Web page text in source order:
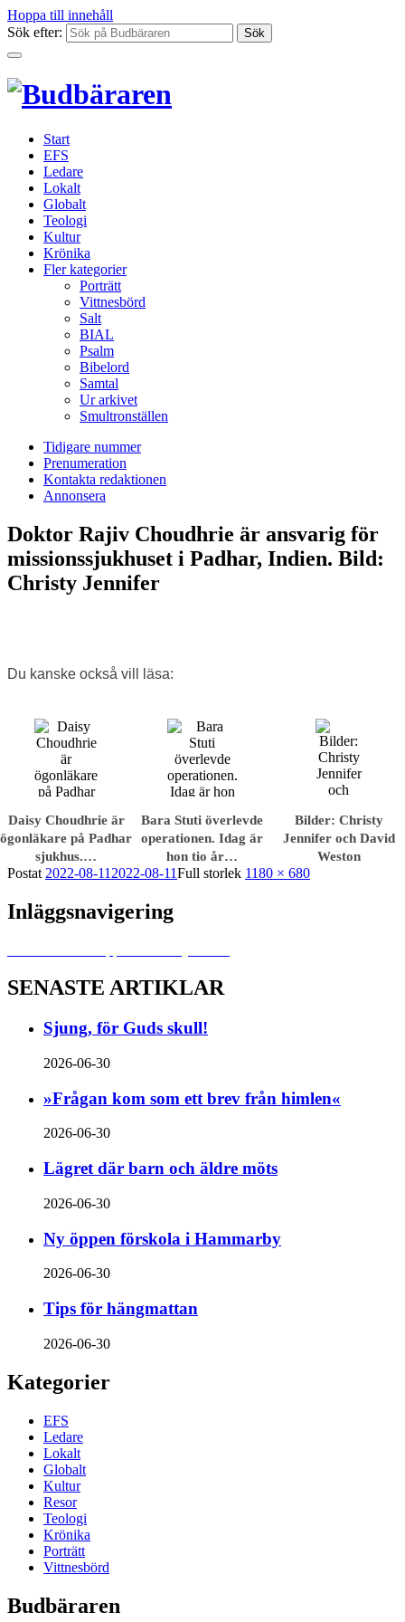
Hoppa till innehåll
Sök efter:
Start
EFS
Ledare
Lokalt
Globalt
Teologi
Kultur
Krönika
Fler kategorier
Porträtt
Vittnesbörd
Salt
BIAL
Psalm
Bibelord
Samtal
Ur arkivet
Smultronställen
Tidigare nummer
Prenumeration
Kontakta redaktionen
Annonsera
Doktor Rajiv Choudhrie är ansvarig för
missionssjukhuset i Padhar, Indien. Bild:
Christy Jennifer
Du kanske också vill läsa:
Daisy Choudhrie är
ögonläkare på Padhar
sjukhus.…
Bara Stuti överlevde
operationen. Idag är
hon tio år…
Bilder: Christy
Jennifer och David
Weston
Postat 2022-08-11 2022-08-11Full storlek 1180 × 680
Inläggsnavigering
SENASTE ARTIKLAR
Sjung, för Guds skull!
2026-06-30
»Frågan kom som ett brev från himlen«
2026-06-30
Lägret där barn och äldre möts
2026-06-30
Ny öppen förskola i Hammarby
2026-06-30
Tips för hängmattan
2026-06-30
Kategorier
EFS
Ledare
Lokalt
Globalt
Kultur
Resor
Teologi
Krönika
Porträtt
Vittnesbörd
Budbäraren